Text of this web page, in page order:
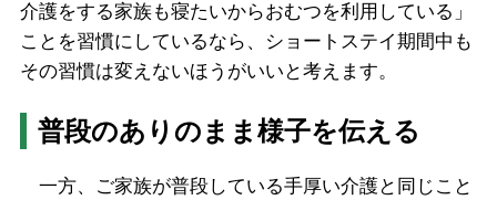
介護をする家族も寝たいからおむつを利用している」
ことを習慣にしているなら、ショートステイ期間中も
その習慣は変えないほうがいいと考えます。
普段のありのまま様子を伝える
一方、ご家族が普段している手厚い介護と同じこと